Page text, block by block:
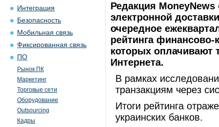
Интеграция
Безопасность
Мобильная связь
Фиксированная связь
ПО
Рынок ПК
Маркетинг
Торговые сети
Оборудование
Outsourcing
Кадры
Редакция
электронной
очередное
рейтинга
которых оплачивают
Интернета.
В рамках
транзакциям через
Итоги рейтинга
украинских банков.